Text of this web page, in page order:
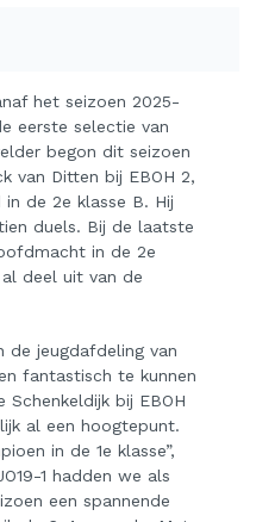
het seizoen 2025-
eerste selectie van
begon dit seizoen
van Ditten bij EBOH 2,
de 2e klasse B. Hij
duels. Bij de laatste
in de 2e
deel uit van de
de jeugdafdeling van
fantastisch te kunnen
bij EBOH
al een hoogtepunt.
in de 1e klasse”,
1 hadden we als
een spannende